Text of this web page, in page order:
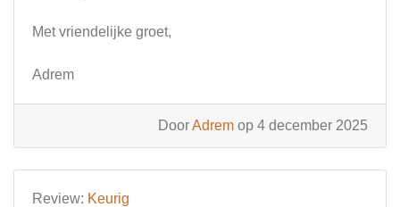
Met vriendelijke groet,
Adrem
DoorAdrem op 4 december 2025
Review: Keurig